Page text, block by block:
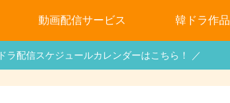
動画配信サービス 韓ドラ作品
ラ配信スケジュールカレンダーはこちら！ ／